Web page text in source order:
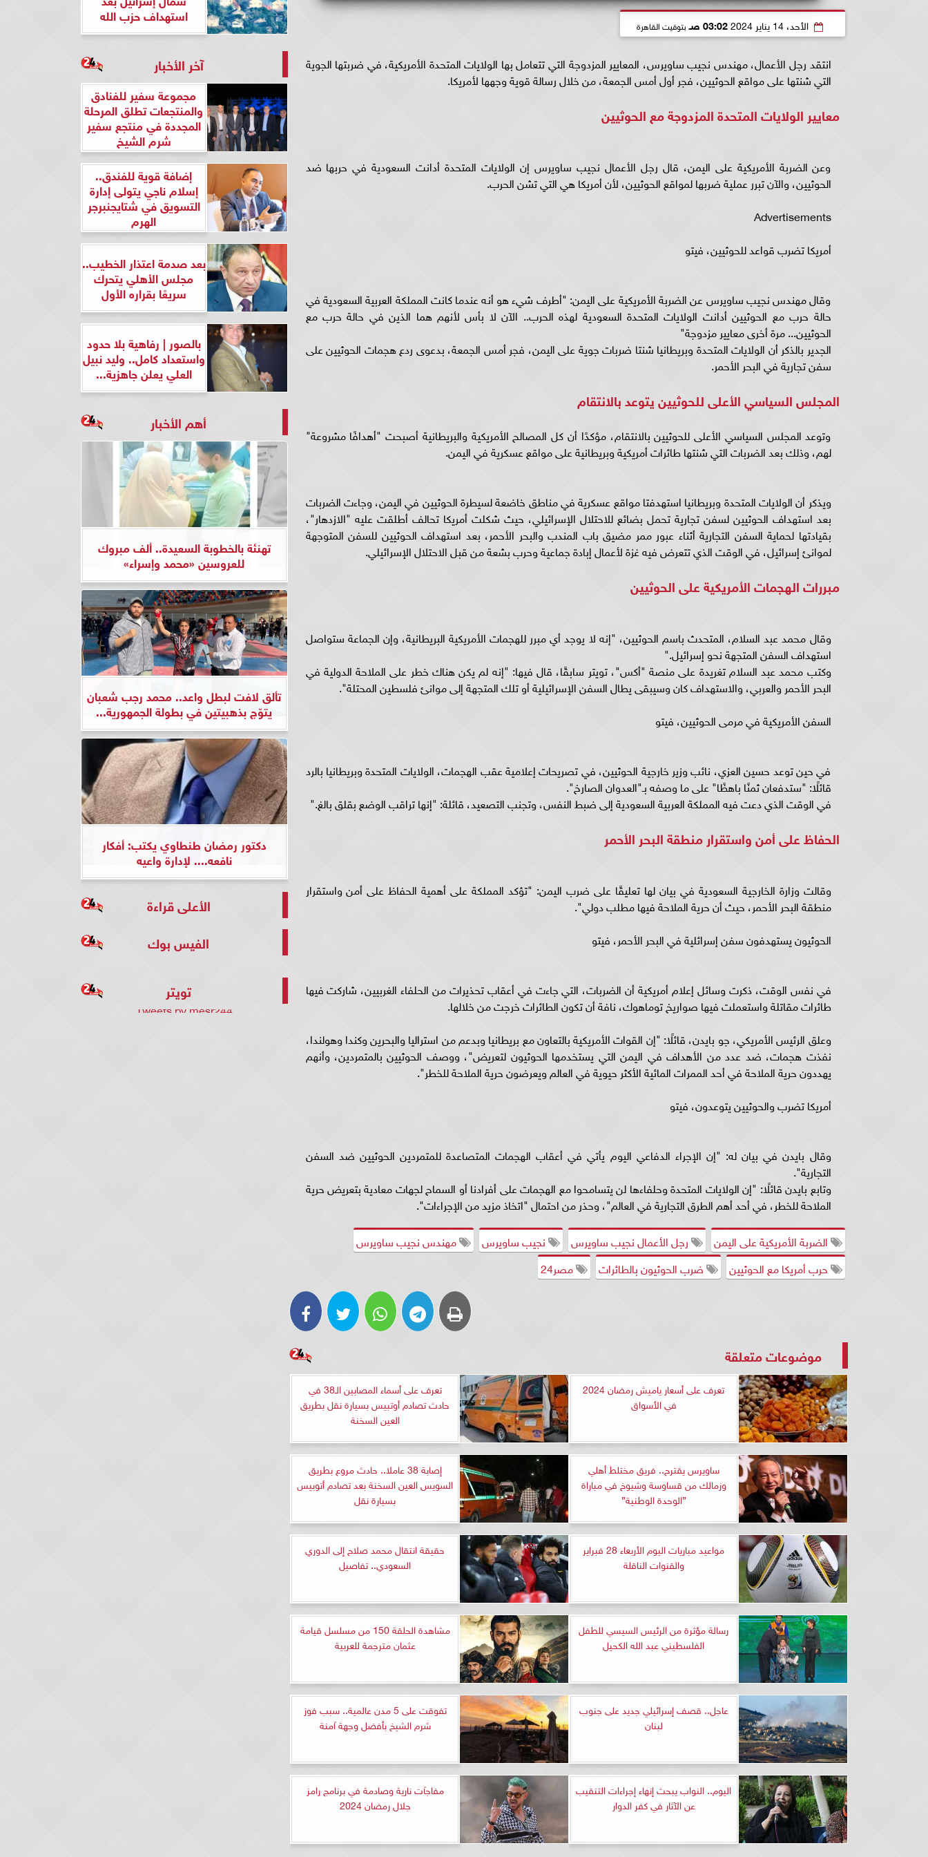
الأحد، 14 يناير 2024 03:02 صـ بتوقيت القاهرة
انتقد رجل الأعمال، مهندس نجيب ساويرس، المعايير المزدوجة التي تتعامل بها الولايات المتحدة الأمريكية، في ضربتها الجوية
التي شنتها على مواقع الحوثيين، فجر أول أمس الجمعة، من خلال رسالة قوية وجهها لأمريكا.
معايير الولايات المتحدة المزدوجة مع الحوثيين
وعن الضربة الأمريكية على اليمن، قال رجل الأعمال نجيب ساويرس إن الولايات المتحدة أدانت السعودية في حربها ضد
الحوثيين، والآن تبرر عملية ضربها لمواقع الحوثيين، لأن أمريكا هي التي تشن الحرب.
Advertisements
أمريكا تضرب قواعد للحوثيين، فيتو
وقال مهندس نجيب ساويرس عن الضربة الأمريكية على اليمن: "أطرف شيء هو أنه عندما كانت المملكة العربية السعودية في
حالة حرب مع الحوثيين أدانت الولايات المتحدة السعودية لهذه الحرب.. الآن لا بأس لأنهم هما الذين في حالة حرب مع
الحوثيين... مرة أخرى معايير مزدوجة"
الجدير بالذكر أن الولايات المتحدة وبريطانيا شنتا ضربات جوية على اليمن، فجر أمس الجمعة، بدعوى ردع هجمات الحوثيين على
سفن تجارية في البحر الأحمر.
المجلس السياسي الأعلى للحوثيين يتوعد بالانتقام
وتوعد المجلس السياسي الأعلى للحوثيين بالانتقام، مؤكدًا أن كل المصالح الأمريكية والبريطانية أصبحت "أهدافًا مشروعة"
لهم، وذلك بعد الضربات التي شنتها طائرات أمريكية وبريطانية على مواقع عسكرية في اليمن.
ويذكر أن الولايات المتحدة وبريطانيا استهدفتا مواقع عسكرية في مناطق خاضعة لسيطرة الحوثيين في اليمن، وجاءت الضربات
بعد استهداف الحوثيين لسفن تجارية تحمل بضائع للاحتلال الإسرائيلي، حيث شكلت أمريكا تحالف أطلقت عليه "الازدهار"،
بقيادتها لحماية السفن التجارية أثناء عبور ممر مضيق باب المندب والبحر الأحمر، بعد استهداف الحوثيين للسفن المتوجهة
لموانئ إسرائيل، في الوقت الذي تتعرض فيه غزة لأعمال إبادة جماعية وحرب بشعة من قبل الاحتلال الإسرائيلي.
مبررات الهجمات الأمريكية على الحوثيين
وقال محمد عبد السلام، المتحدث باسم الحوثيين، "إنه لا يوجد أي مبرر للهجمات الأمريكية البريطانية، وإن الجماعة ستواصل
استهداف السفن المتجهة نحو إسرائيل."
وكتب محمد عبد السلام تغريدة على منصة "أكس"، تويتر سابقًا، قال فيها: "إنه لم يكن هناك خطر على الملاحة الدولية في
البحر الأحمر والعربي، والاستهداف كان وسيبقى يطال السفن الإسرائيلية أو تلك المتجهة إلى موانئ فلسطين المحتلة".
السفن الأمريكية في مرمى الحوثيين، فيتو
في حين توعد حسين العزي، نائب وزير خارجية الحوثيين، في تصريحات إعلامية عقب الهجمات، الولايات المتحدة وبريطانيا بالرد
قائلًا: "ستدفعان ثمنًا باهظًا" على ما وصفه بـ"العدوان الصارخ".
في الوقت الذي دعت فيه المملكة العربية السعودية إلى ضبط النفس، وتجنب التصعيد، قائلة: "إنها تراقب الوضع بقلق بالغ."
الحفاظ على أمن واستقرار منطقة البحر الأحمر
وقالت وزارة الخارجية السعودية في بيان لها تعليقًا على ضرب اليمن: "تؤكد المملكة على أهمية الحفاظ على أمن واستقرار
منطقة البحر الأحمر، حيث أن حرية الملاحة فيها مطلب دولي".
الحوثيون يستهدفون سفن إسرائلية في البحر الأحمر، فيتو
في نفس الوقت، ذكرت وسائل إعلام أمريكية أن الضربات، التي جاءت في أعقاب تحذيرات من الحلفاء الغربيين، شاركت فيها
طائرات مقاتلة واستعملت فيها صواريخ توماهوك، نافة أن تكون الطائرات خرجت من خلالها.
وعلق الرئيس الأمريكي، جو بايدن، قائلًا: "إن القوات الأمريكية بالتعاون مع بريطانيا وبدعم من استراليا والبحرين وكندا وهولندا،
نفذت هجمات، ضد عدد من الأهداف في اليمن التي يستخدمها الحوثيون لتعريض"، ووصف الحوثيين بالمتمردين، وأنهم
يهددون حرية الملاحة في أحد الممرات المائية الأكثر حيوية في العالم ويعرضون حرية الملاحة للخطر".
أمريكا تضرب والحوثيين يتوعدون، فيتو
وقال بايدن في بيان له: "إن الإجراء الدفاعي اليوم يأتي في أعقاب الهجمات المتصاعدة للمتمردين الحوثيين ضد السفن
التجارية".
وتابع بايدن قائلًا: "إن الولايات المتحدة وحلفاءها لن يتسامحوا مع الهجمات على أفرادنا أو السماح لجهات معادية بتعريض حرية
الملاحة للخطر، في أحد أهم الطرق التجارية في العالم"، وحذر من احتمال "اتخاذ مزيد من الإجراءات".
الضربة الأمريكية على اليمن
رجل الأعمال نجيب ساويرس نجيب ساويرس
مهندس نجيب ساويرس
حرب أمريكا مع الحوثيين
ضرب الحوثيون بالطائرات مصر24
موضوعات متعلقة
تعرف على أسعار ياميش رمضان 2024
في الأسواق
تعرف على أسماء المصابين الـ38 في
حادث تصادم أوتبيس بسيارة نقل بطريق
العين السخنة
ساويرس يقترح.. فريق مختلط أهلي
وزمالك من قساوسة وشيوخ في مباراة
”الوحدة الوطنية”
إصابة 38 عاملا.. حادث مروع بطريق
السويس العين السخنة بعد تصادم أتوبيس
بسيارة نقل
مواعيد مباريات اليوم الأربعاء 28 فبراير
والقنوات الناقلة
حقيقة انتقال محمد صلاح إلى الدوري
السعودي.. تفاصيل
رسالة مؤثرة من الرئيس السيسي للطفل
الفلسطيني عبد الله الكحيل
مشاهدة الحلقة 150 من مسلسل قيامة
عثمان مترجمة للعربية
عاجل.. قصف إسرائيلي جديد على جنوب
لبنان
تفوقت على 5 مدن عالمية.. سبب فوز
شرم الشيخ بأفضل وجهة آمنة
اليوم.. النواب يبحث إنهاء إجراءات التنقيب
عن الآثار في كفر الدوار
مفاجآت نارية وصادمة في برنامج رامز
جلال رمضان 2024
استهداف حزب الله
آخر الأخبار
مجموعة سفير للفنادق
والمنتجعات تطلق المرحلة
المجددة في منتجع سفير
شرم الشيخ
إضافة قوية للفندق..
إسلام ناجي يتولى إدارة
التسويق في شتايجنبرجر
الهرم
بعد صدمة اعتذار الخطيب..
مجلس الأهلي يتحرك
سريعًا بقراره الأول
بالصور | رفاهية بلا حدود
واستعداد كامل.. وليد نبيل
العلي يعلن جاهزية...
أهم الأخبار
تهنئة بالخطوبة السعيدة.. ألف مبروك
للعروسين «محمد وإسراء»
تألق لافت لبطل واعد.. محمد رجب شعبان
يتوّج بذهبيتين في بطولة الجمهورية...
دكتور رمضان طنطاوي يكتب: أفكار
نافعه.... لإدارة واعيه
الأعلى قراءة
الفيس بوك
تويتر
Tweets by mesr244